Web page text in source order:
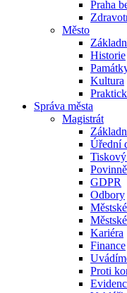
Praha
Město
Historie
Kultura
Správa města
Magistrát
Úřední
GDPR
Odbory
Kariéra
Finance
Proti